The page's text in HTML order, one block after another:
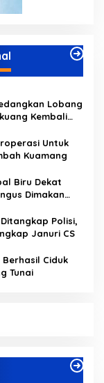
Lobang
Kembali
Untuk
Kuamang
Biru Dekat
Dimakan
Polisi,
Januri CS
Ciduk
Tunai